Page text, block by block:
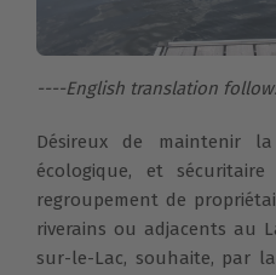
----English translation
Désireux de maintenir
écologique, et
regroupement de
riverains ou adjacents au
sur-le-Lac, souhaite, par